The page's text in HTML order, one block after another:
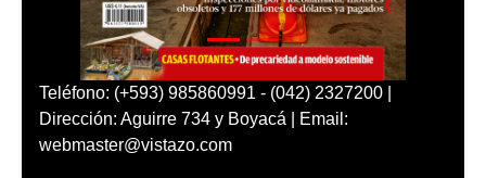
Teléfono: (+593) 985860991 - (042) 2327200 |
Dirección: Aguirre 734 y Boyacá | Email:
webmaster@vistazo.com